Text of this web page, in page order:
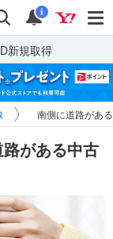
検索 通知
i
新規取得
南側に道路があ
がある中古